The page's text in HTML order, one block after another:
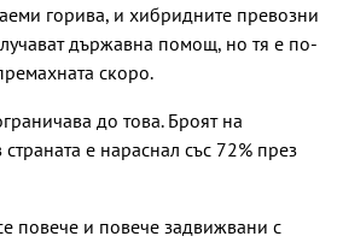
горива, и хибридните превозни
държавна помощ, но тя е по-
скоро.
до това. Броят на
е нараснал със 72% през
повече и повече задвижвани с